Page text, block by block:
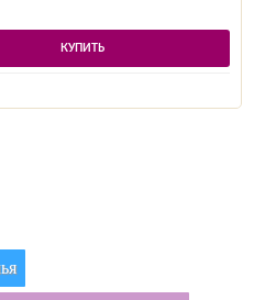
КУПИТЬ